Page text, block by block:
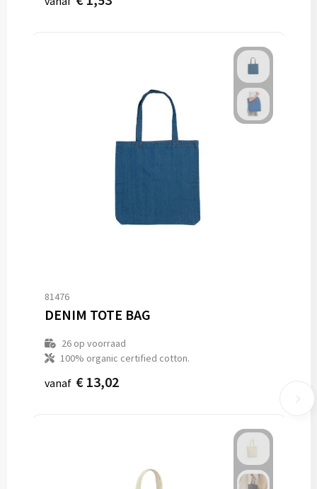
81476
DENIM TOTE BAG
26op voorraad
100% organic certified cotton.
vanaf € 13,02